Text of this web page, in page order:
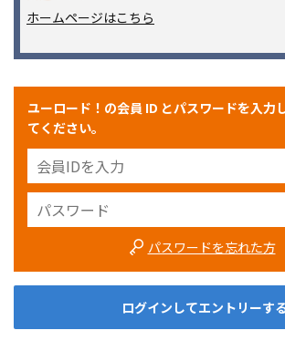
ホームページはこちら
ユーロード！の会員 ID とパスワードを入力
てください。
パスワードを忘れた方
ログインしてエントリーす